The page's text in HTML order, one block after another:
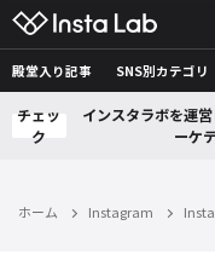
殿堂入り記事 SNS別カテゴリ
チェッ
ク
インスタラボを運
ーケ
ホーム Instagram